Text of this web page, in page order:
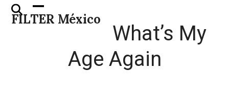
Skip
FILTER México
Open
mobile
Close
mobile
What’s My
Age Again